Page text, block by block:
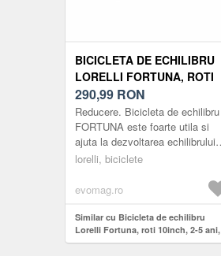
BICICLETA DE ECHILIBRU
LORELLI FORTUNA, ROTI
10INCH, 2-5 ANI, VERDE
290,99 RON
Reducere. Bicicleta de echilibru
FORTUNA este foarte utila si
ajuta la dezvoltarea echilibrului
copilului. Mersul pe bicicleta de
lorelli, biciclete
evomag.ro
Similar cu Bicicleta de echilibru
Lorelli Fortuna, roti 10inch, 2-5 ani,
Verde